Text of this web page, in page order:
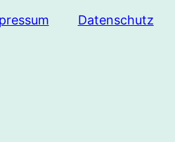
Datenschutz